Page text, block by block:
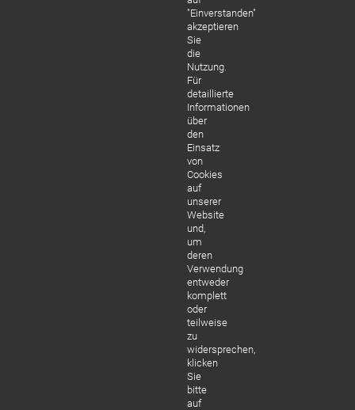
"Einverstanden"
akzeptieren
Sie
die
Nutzung.
Für
detaillierte
Informationen
über
den
Einsatz
von
Cookies
auf
unserer
Website
und,
um
deren
Verwendung
entweder
komplett
oder
teilweise
zu
widersprechen,
klicken
Sie
bitte
auf